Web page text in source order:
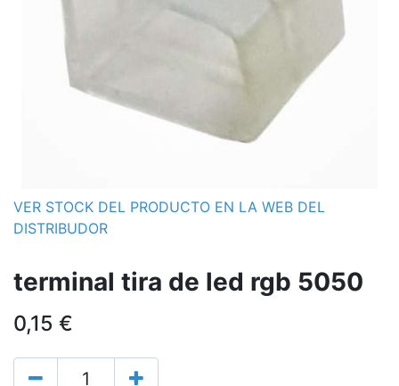
VER STOCK DEL PRODUCTO EN LA WEB DEL
DISTRIBUDOR
terminal tira de led rgb 5050
0,15 €